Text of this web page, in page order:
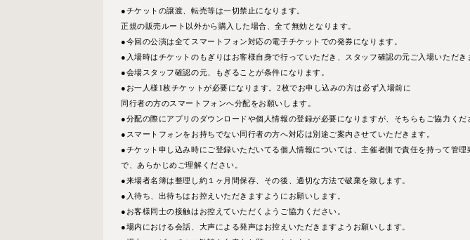
●チケットの譲渡、転売等は⼀切禁⽌になります。
正規の販売ルート以外から購⼊した場合、全て無効となります。
●今回の公演は全てスマートフォン対応の電⼦チケットでの発券になります。
●⼊場時はチケットのもぎりはお客様⾃⾝で⾏っていただき、スタッフ確認の元ご⼊場いただき
●会場スタッフ確認の元、もぎることが条件になります。
●お⼀⼈様1枚チケットが必要になります。2枚でお申し込みの⽅は必ず⼊場前に
同⾏者の⽅のスマートフォンへ分配をお願いします。
●分配の際にアプリのダウンロードや個⼈情報の登録が必要になりますが、そちらもご協⼒くだ
●スマートフォンをお持ちでない同⾏者の⽅へ対応は別途ご案内させていただきます。
●チケット申し込み時にご登録いただいてる個⼈情報については、主催者側で責任を持って管
で、あらかじめご理解ください。
●来場者名簿は整理し約１ヶ⽉間保存、その後、適切な⽅法で破棄を致します。
●⼊待ち、出待ちはお控えいただきますようにお願いします。
●お客様同⼠の接触はお控えていただくようご協⼒ください。
●場内における会話、⼤声による発声はお控えいただきますようお願いします。